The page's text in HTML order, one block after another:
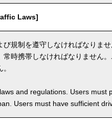
Laws]
規制を遵守しなければなりま
時携帯しなければなりません
and regulations. Users must
Users must have sufficient